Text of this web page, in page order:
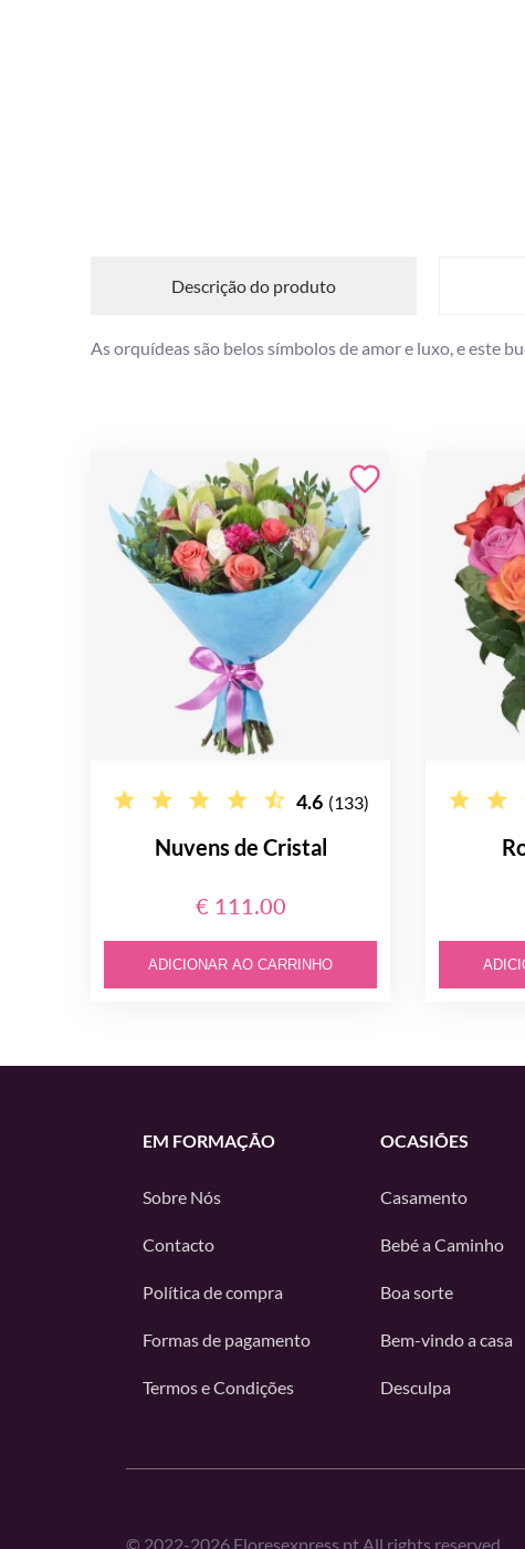
Descrição do produto
As orquídeas são belos símbolos de amor e luxo, e este
4.6 (133)
Nuvens de Cristal
€ 111.00
ADICIONAR AO CARRINHO
EM FORMAÇÃO
Sobre Nós
Contacto
Política de compra
Formas de pagamento
Termos e Condições
OCASIÕES
Casamento
Bebé a Caminho
Boa sorte
Bem-vindo a casa
Desculpa
© 2022-2026 Floresexpress.pt All rights reserved.